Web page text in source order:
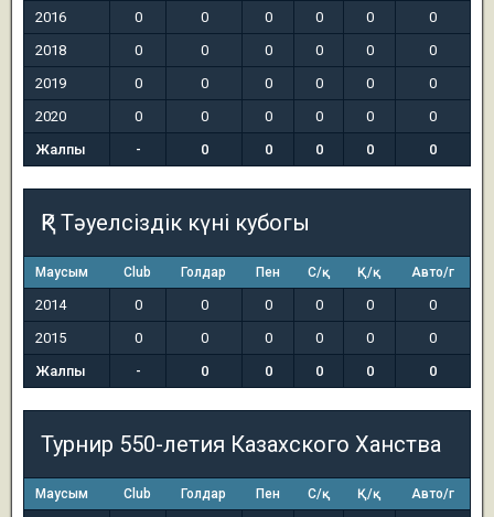
2016
0 0 0 0 0
0
2018
0 0 0 0 0
0
2019
0 0 0 0 0
0
2020
0 0 0 0 0
0
Жалпы
- 0 0 0 0 0
ҚР Тәуелсіздік күні кубогы
Маусым Club Голдар Пен С/қ Қ/қ Авто/г
2014 0 0 0 0 0
0
2015
0 0 0 0 0
0
Жалпы
- 0 0 0 0 0
Турнир 550-летия Казахского Ханства
Маусым Club Голдар Пен С/қ Қ/қ Авто/г